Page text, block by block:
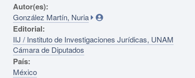
Autor(es):
González Martín, Nuria
Editorial:
IIJ / Instituto de Investigaciones Jurídicas, UNAM
Cámara de Diputados
País:
México